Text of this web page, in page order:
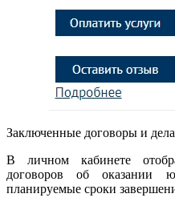
Заключенные договоры и дела
В личном кабинете
договоров об оказании
планируемые сроки